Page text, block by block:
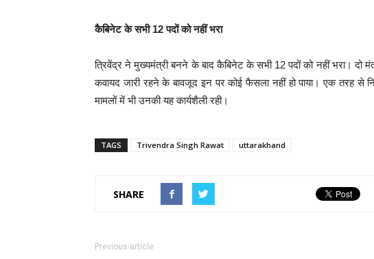
कैबिनेट के सभी 12 पदों को नहीं भरा
त्रिवेंद्र ने मुख्‍यमंत्री बनने के बाद कैबिनेट के सभी 12 पदों को नहीं भरा। दो
कवायद जारी रहने के बावजूद इन पर कोई फैसला नहीं हो पाया। एक तरह से
मामलों में भी उनकी यह कार्यशैली रही।
TAGS Trivendra Singh Rawat uttarakhand
SHARE
Previous article